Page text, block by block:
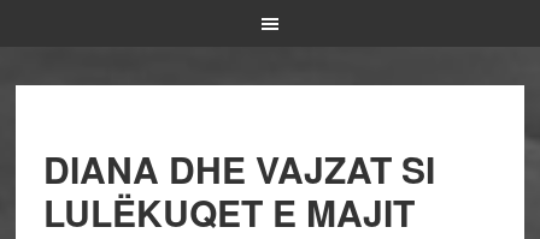
DIANA DHE VAJZAT SI
LULËKUQET E MAJIT